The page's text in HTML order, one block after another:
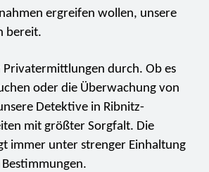
ergreifen wollen, unsere
bereit.
durch. Ob es
oder die Überwachung von
Detektive in Ribnitz-
mit größter Sorgfalt. Die
immer unter strenger Einhaltung